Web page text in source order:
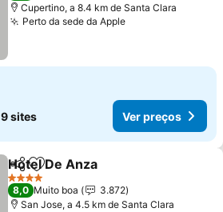
Cupertino, a 8.4 km de Santa Clara
Perto da sede da AppleVer preços
9 sites Ver preços
PartilharAdicionar aos favoritos
Hotel De Anza
4 Estrelas
8,0 Muito boa
3.872
San Jose, a 4.5 km de Santa Clara